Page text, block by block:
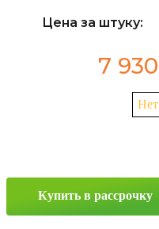
Цена за штуку:
7 930
Купить в рассрочку